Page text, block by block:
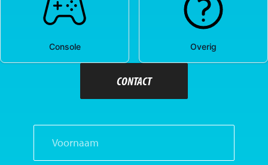
CONTACT